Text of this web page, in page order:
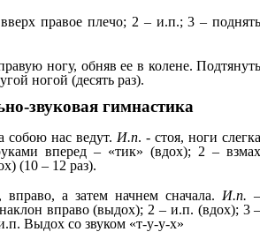
правое плечо; 2 – и.п.; 3 –
ногу, обняв ее в колене.
ногой (десять раз).
звуковая гимнастика
собою нас ведут. И.п. - стоя, ноги
вперед – «тик» (вдох); 2 –
(10 – 12 раз).
а затем начнем сначала. И.п.
вправо (выдох); 2 – и.п. (вдох); 3
Выдох со звуком «т-у-у-х»